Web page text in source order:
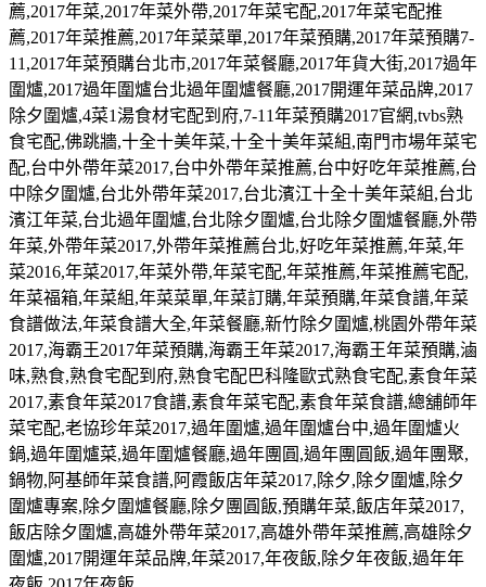
薦,2017年菜,2017年菜外帶,2017年菜宅配,2017年菜宅配推
薦,2017年菜推薦,2017年菜菜單,2017年菜預購,2017年菜預購7-
11,2017年菜預購台北市,2017年菜餐廳,2017年貨大街,2017過年
圍爐,2017過年圍爐台北過年圍爐餐廳,2017開運年菜品牌,2017
除夕圍爐,4菜1湯食材宅配到府,7-11年菜預購2017官網,tvbs熟
食宅配,佛跳牆,十全十美年菜,十全十美年菜組,南門市場年菜宅
配,台中外帶年菜2017,台中外帶年菜推薦,台中好吃年菜推薦,台
中除夕圍爐,台北外帶年菜2017,台北濱江十全十美年菜組,台北
濱江年菜,台北過年圍爐,台北除夕圍爐,台北除夕圍爐餐廳,外帶
年菜,外帶年菜2017,外帶年菜推薦台北,好吃年菜推薦,年菜,年
菜2016,年菜2017,年菜外帶,年菜宅配,年菜推薦,年菜推薦宅配,
年菜福箱,年菜組,年菜菜單,年菜訂購,年菜預購,年菜食譜,年菜
食譜做法,年菜食譜大全,年菜餐廳,新竹除夕圍爐,桃園外帶年菜
2017,海霸王2017年菜預購,海霸王年菜2017,海霸王年菜預購,滷
味,熟食,熟食宅配到府,熟食宅配巴科隆歐式熟食宅配,素食年菜
2017,素食年菜2017食譜,素食年菜宅配,素食年菜食譜,總舖師年
菜宅配,老協珍年菜2017,過年圍爐,過年圍爐台中,過年圍爐火
鍋,過年圍爐菜,過年圍爐餐廳,過年團圓 ,過年團圓飯,過年團聚,
鍋物, 阿基師年菜食譜, 阿霞飯店年菜2017,除夕,除夕圍爐,除夕
圍爐專案,除夕圍爐餐廳,除夕團圓飯,預購年菜,飯店年菜2017,
飯店除夕圍爐,高雄外帶年菜2017,高雄外帶年菜推薦,高雄除夕
圍爐,2017開運年菜品牌,年菜2017,年夜飯,除夕年夜飯,過年年